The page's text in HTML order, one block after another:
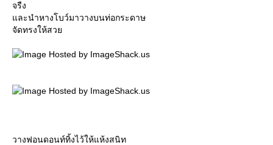
จรืง
ละนำหางโบว์มาวางบนท่อกระดาษ
จัดทรงให้สว
วางฟอนดอนท์ทิ้งไว้ให้แห้งสนิท